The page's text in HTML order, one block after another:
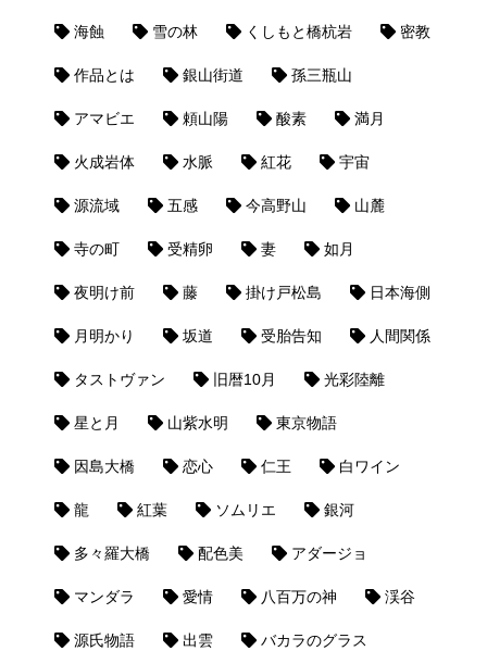
海蝕 雪の林 くしもと橋杭岩 密教
作品とは 銀山街道 孫三瓶山
アマビエ 頼山陽 酸素 満月
火成岩体 水脈 紅花 宇宙
源流域 五感 今高野山 山麓
寺の町 受精卵 妻 如月
夜明け前 藤 掛け戸松島 日本海側
月明かり 坂道 受胎告知 人間関係
タストヴァン 旧暦10月 光彩陸離
星と月 山紫水明 東京物語
因島大橋 恋心 仁王 白ワイン
龍 紅葉 ソムリエ 銀河
多々羅大橋 配色美 アダージョ
マンダラ 愛情 八百万の神 渓谷
源氏物語 出雲 バカラのグラス